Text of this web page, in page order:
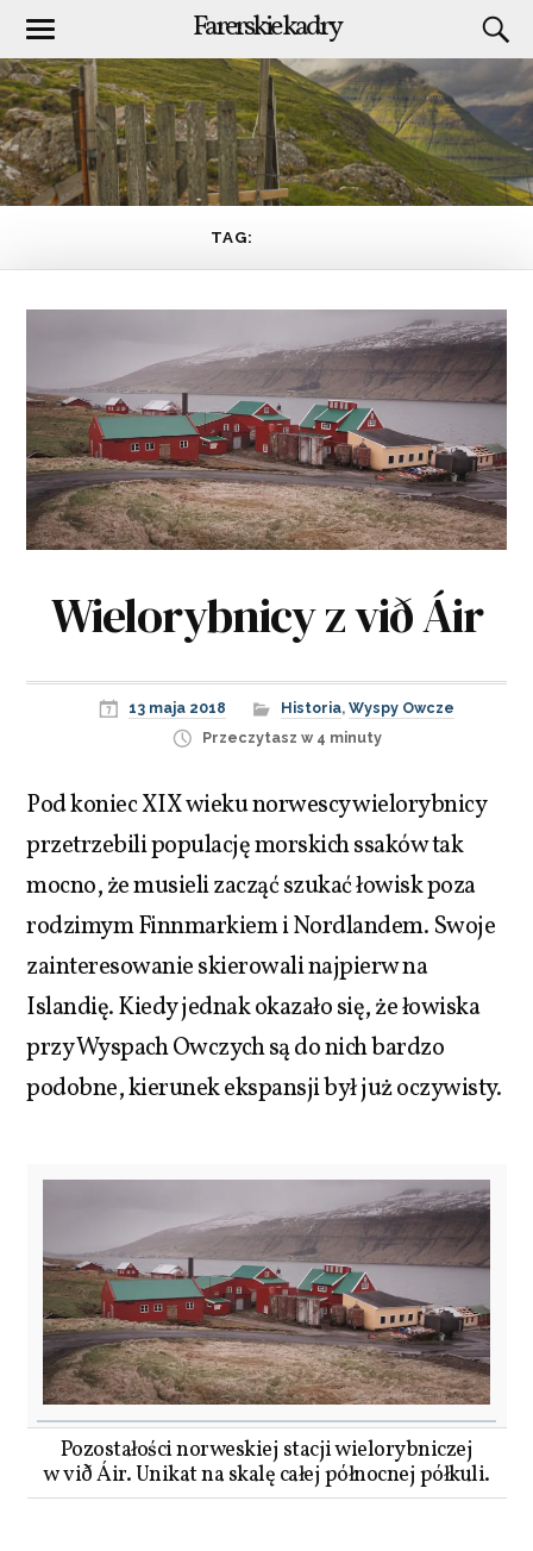
Farerskie kadry
TAG:
Wielorybnicy z við Áir
13 maja 2018 Historia, Wyspy Owcze
Przeczytasz w 4 minuty
Pod koniec XIX wieku norwescy wielorybnicy
przetrzebili populację morskich ssaków tak
mocno, że musieli zacząć szukać łowisk poza
rodzimym Finnmarkiem i Nordlandem. Swoje
zainteresowanie skierowali najpierw na
Islandię. Kiedy jednak okazało się, że łowiska
przy Wyspach Owczych są do nich bardzo
podobne, kierunek ekspansji był już oczywisty.
Pozostałości norweskiej stacji wielorybniczej
w við Áir. Unikat na skalę całej północnej półkuli.